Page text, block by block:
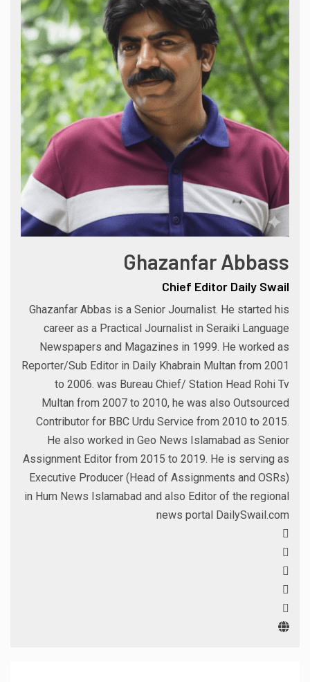
Ghazanfar Abbass
Chief Editor Daily Swail
Ghazanfar Abbas is a Senior Journalist. He started his
career as a Practical Journalist in Seraiki Language
Newspapers and Magazines in 1999. He worked as
Reporter/Sub Editor in Daily Khabrain Multan from 2001
to 2006. was Bureau Chief/ Station Head Rohi Tv
Multan from 2007 to 2010, he was also Outsourced
Contributor for BBC Urdu Service from 2010 to 2015.
He also worked in Geo News Islamabad as Senior
Assignment Editor from 2015 to 2019. He is serving as
Executive Producer (Head of Assignments and OSRs)
in Hum News Islamabad and also Editor of the regional
news portal DailySwail.com